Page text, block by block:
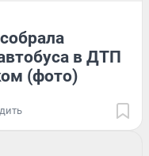
в ДТП
(фото)